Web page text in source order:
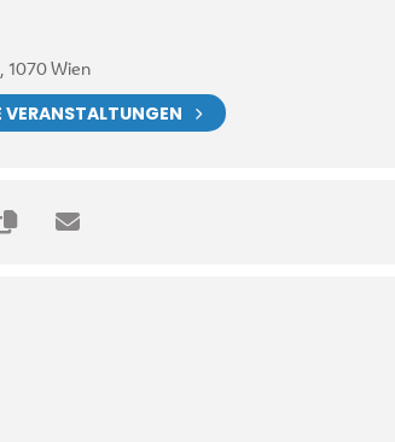
1070 Wien
VERANSTALTUNGEN